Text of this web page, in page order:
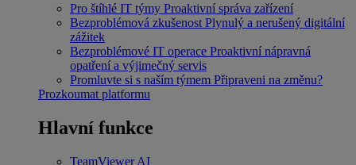
Pro štíhlé IT týmy Proaktivní správa zařízení
Bezproblémová zkušenost Plynulý a nerušený digitální
zážitek
Bezproblémové IT operace Proaktivní nápravná
opatření a výjimečný servis
Promluvte si s naším týmem Připraveni na změnu?
Prozkoumat platformu
Hlavní funkce
TeamViewer AI